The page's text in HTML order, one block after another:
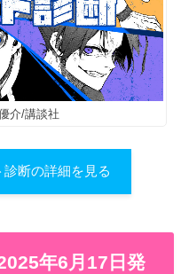
介/講談社
断の詳細を見る
年6月17日発